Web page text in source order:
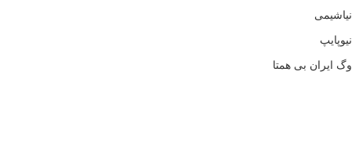
نیاشیمی
نیوپایپ
وگ ایران بی همتا